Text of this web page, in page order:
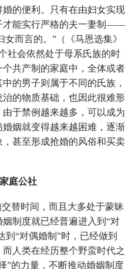
的便利。只有在由妇女实现
才能实行严格的夫一妻制——
而言的。”（《马恩选集》
社会依然处于母系氏族的时
共产制的家庭中，全体或者
的男子则属于不同的氏族，
的物质基础，也因此很难形
于禁例越来越多，可以成为
姻就变得越来越困难，逐渐
甚至形成抢婚的风俗和买卖
庭公社
替时间，而且大多处于蒙昧
制度就已经普遍进入到“对
到“对偶婚制”时，已经做到
人类在经历整个野蛮时代之
”的力量，不断推动婚姻制度